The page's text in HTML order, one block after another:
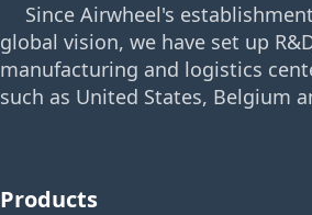
Since Airwheel's
global vision, we have set up
manufacturing and logistics
such as United States, Belgium
Products